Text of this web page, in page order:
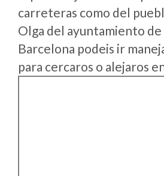
carreteras como del
Olga del ayuntamiento de
Barcelona podeis ir
para cercaros o alejaros